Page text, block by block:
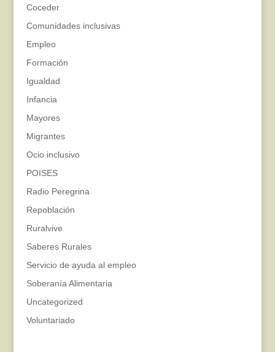
Coceder
Comunidades inclusivas
Empleo
Formación
Igualdad
Infancia
Mayores
Migrantes
Ocio inclusivo
POISES
Radio Peregrina
Repoblación
Ruralvive
Saberes Rurales
Servicio de ayuda al empleo
Soberanía Alimentaria
Uncategorized
Voluntariado